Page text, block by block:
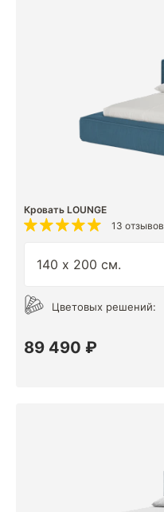
Кровать LOUNGE
13 отзывов
Цветовых решений:
89 490 ₽